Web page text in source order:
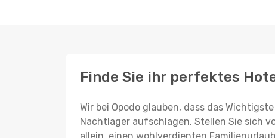
Finde Sie ihr perfektes
Wir bei Opodo glauben, dass das
Nachtlager aufschlagen. Stellen Sie sich